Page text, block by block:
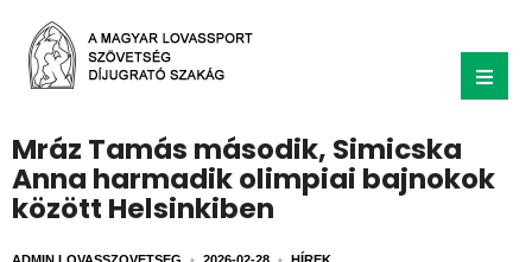
Mráz Tamás második, Simicska
Anna harmadik olimpiai bajnokok
között Helsinkiben